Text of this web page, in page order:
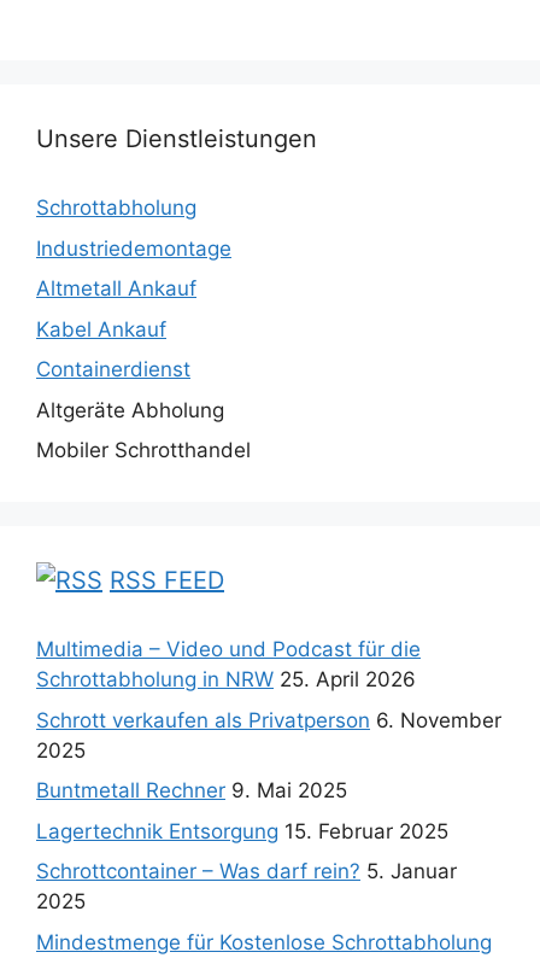
Unsere Dienstleistungen
Schrottabholung
Industriedemontage
Altmetall Ankauf
Kabel Ankauf
Containerdienst
Altgeräte Abholung
Mobiler Schrotthandel
RSS FEED
Multimedia – Video und Podcast für die
Schrottabholung in NRW 25. April 2026
Schrott verkaufen als Privatperson 6. November
2025
Buntmetall Rechner 9. Mai 2025
Lagertechnik Entsorgung 15. Februar 2025
Schrottcontainer – Was darf rein? 5. Januar
2025
Mindestmenge für Kostenlose Schrottabholung